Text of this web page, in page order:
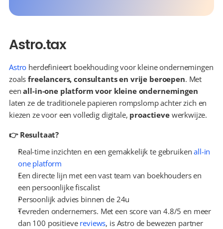
Astro.tax
Astro herdefinieert boekhouding voor kleine ondernemingen
zoals freelancers, consultants en vrije beroepen. Met
een all-in-one platform voor kleine ondernemingen
laten ze de traditionele papieren rompslomp achter zich en
kiezen ze voor een volledig digitale, proactieve werkwijze.
👉 Resultaat?
Real-time inzichten en een gemakkelijk te gebruiken all-in
one platform
Een directe lijn met een vast team van boekhouders en
een persoonlijke fiscalist
Persoonlijk advies binnen de 24u
Tevreden ondernemers. Met een score van 4.8/5 en meer
dan 100 positieve reviews, is Astro de bewezen partner